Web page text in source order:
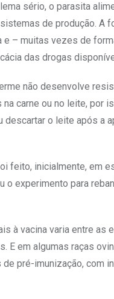
sério, o parasita
de produção. A
e – muitas vezes de
das drogas
não desenvolve
carne ou no leite, por
descartar o leite após a
feito, inicialmente, em
o experimento para
à vacina varia entre as
em algumas raças
pré-imunização, com